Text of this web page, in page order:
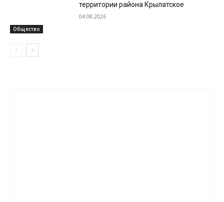
Общество
территории района Крылатское
04.08.2026